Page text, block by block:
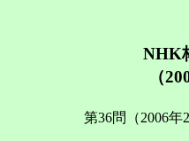
NHK
（
第36問（2006年